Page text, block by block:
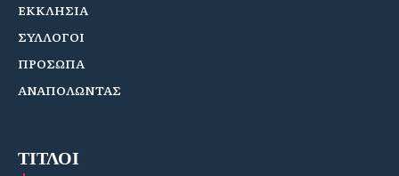
ΕΚΚΛΗΣΙΑ
ΣΥΛΛΟΓΟΙ
ΠΡΟΣΩΠΑ
ΑΝΑΠΟΛΩΝΤΑΣ
ΤΙΤΛΟΙ